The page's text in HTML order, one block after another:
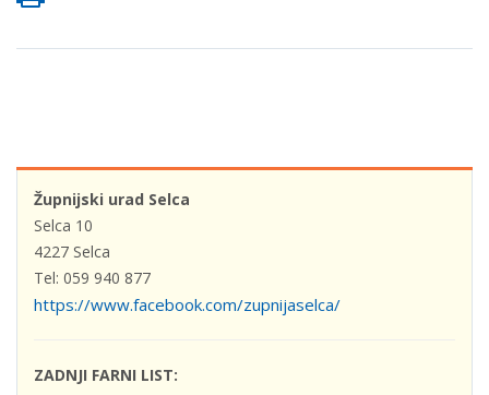
Župnijski urad Selca
Selca 10
4227 Selca
Tel: 059 940 877
https://www.facebook.com/zupnijaselca/
ZADNJI FARNI LIST: